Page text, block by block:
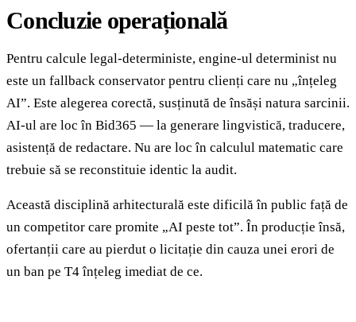
Concluzie operațională
Pentru calcule legal-deterministe, engine-ul determinist nu
este un fallback conservator pentru clienți care nu „înțeleg
AI”. Este alegerea corectă, susținută de însăși natura sarcinii.
AI-ul are loc în Bid365 — la generare lingvistică, traducere,
asistență de redactare. Nu are loc în calculul matematic care
trebuie să se reconstituie identic la audit.
Această disciplină arhitecturală este dificilă în public față de
un competitor care promite „AI peste tot”. În producție însă,
ofertanții care au pierdut o licitație din cauza unei erori de
un ban pe T4 înțeleg imediat de ce.